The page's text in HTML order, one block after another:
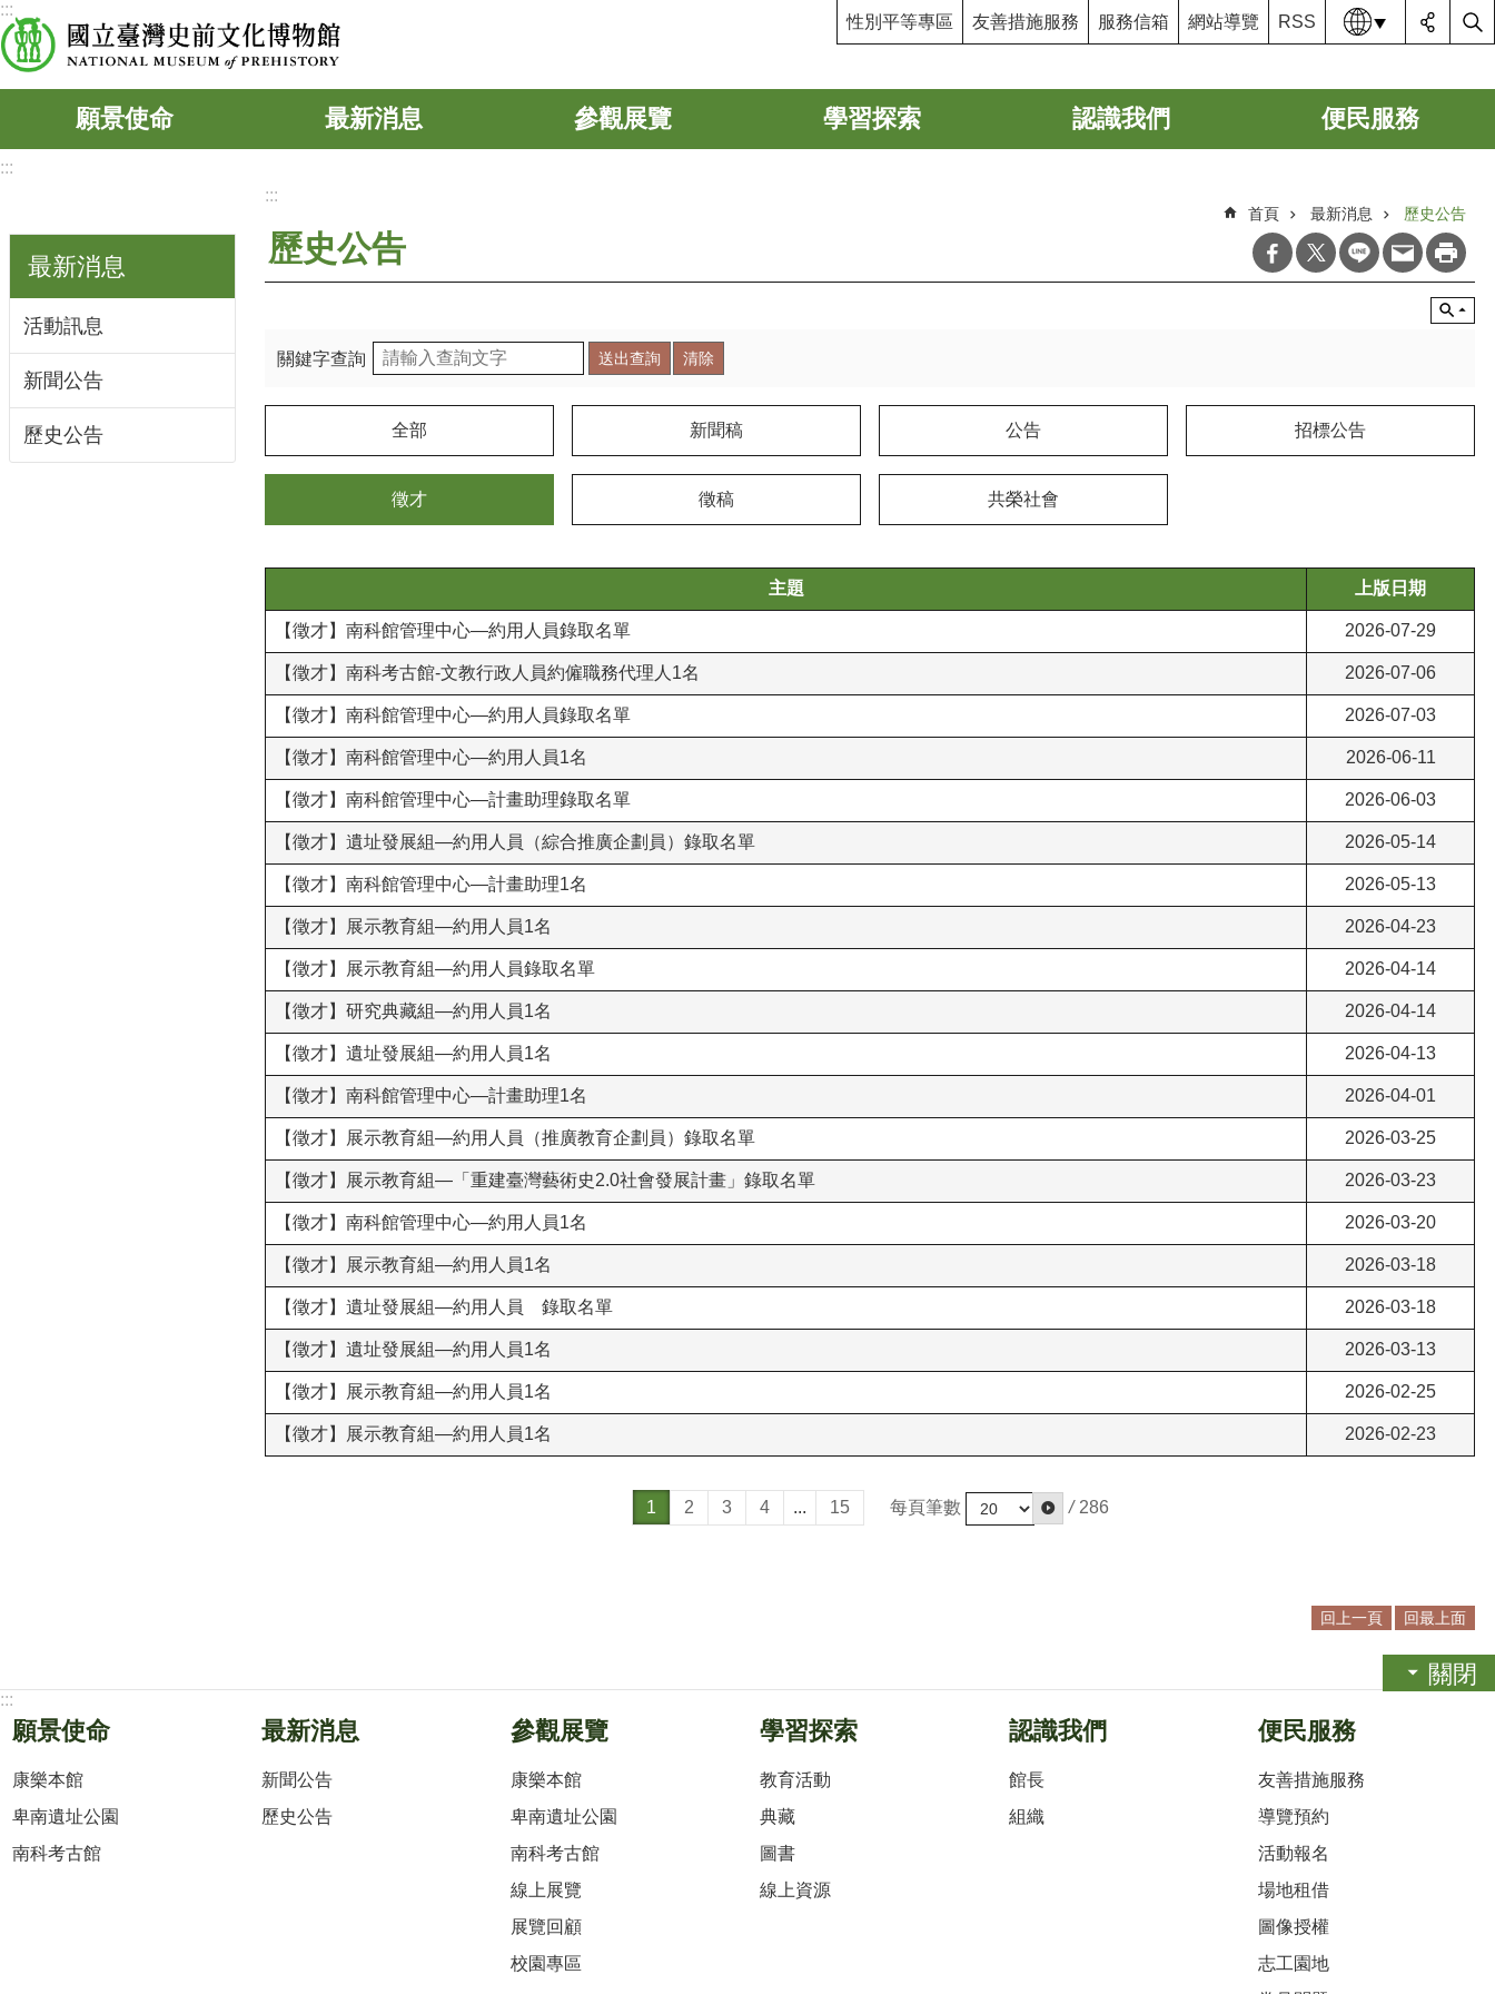
跳到主要內容區塊
:::
性別平等專區 友善措施服務 服務信箱 網站導覽 RSS 語系
願景使命 最新消息 參觀展覽 學習探索 認識我們 便民服務
:::
最新消息
活動訊息
新聞公告
歷史公告
:::
首頁 最新消息 歷史公告
歷史公告
關鍵字查詢
全部 新聞稿 公告 招標公告
徵才 徵稿 共榮社會
主題 上版日期
【徵才】南科館管理中心—約用人員錄取名單 2026-07-29
【徵才】南科考古館-文教行政人員約僱職務代理人1名 2026-07-06
【徵才】南科館管理中心—約用人員錄取名單 2026-07-03
【徵才】南科館管理中心—約用人員1名 2026-06-11
【徵才】南科館管理中心—計畫助理錄取名單 2026-06-03
【徵才】遺址發展組—約用人員（綜合推廣企劃員）錄取名單 2026-05-14
【徵才】南科館管理中心—計畫助理1名 2026-05-13
【徵才】展示教育組—約用人員1名 2026-04-23
【徵才】展示教育組—約用人員錄取名單 2026-04-14
【徵才】研究典藏組—約用人員1名 2026-04-14
【徵才】遺址發展組—約用人員1名 2026-04-13
【徵才】南科館管理中心—計畫助理1名 2026-04-01
【徵才】展示教育組—約用人員（推廣教育企劃員）錄取名單 2026-03-25
【徵才】展示教育組—「重建臺灣藝術史2.0社會發展計畫」錄取名單 2026-03-23
【徵才】南科館管理中心—約用人員1名 2026-03-20
【徵才】展示教育組—約用人員1名 2026-03-18
【徵才】遺址發展組—約用人員 錄取名單 2026-03-18
【徵才】遺址發展組—約用人員1名 2026-03-13
【徵才】展示教育組—約用人員1名 2026-02-25
【徵才】展示教育組—約用人員1名 2026-02-23
1 2 3 4 ... 15 每頁筆數 / 286
回上一頁 回最上面
關閉
:::
願景使命
康樂本館
卑南遺址公園
南科考古館
最新消息
新聞公告
歷史公告
參觀展覽
康樂本館
卑南遺址公園
南科考古館
線上展覽
展覽回顧
校園專區
學習探索
教育活動
典藏
圖書
線上資源
認識我們
館長
組織
便民服務
友善措施服務
導覽預約
活動報名
場地租借
圖像授權
志工園地